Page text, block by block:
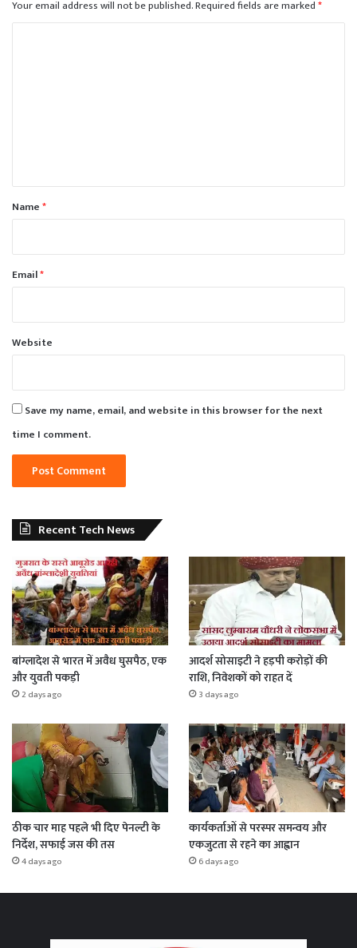
Your email address will not be published.Required fields are marked*
*Name*
Email*
Website
Save my name, email, and website in this browser for the next
time I comment.
Recent Tech News
बांग्लादेश से भारत में अवैध घुसपैठ, एक
और युवती पकड़ी
2 days ago
आदर्श सोसाइटी ने हड़पी करोड़ों की
राशि, निवेशकों को राहत दें
3 days ago
ठीक चार माह पहले भी दिए पेनल्टी के
निर्देश, सफाई जस की तस
4 days ago
कार्यकर्ताओं से परस्पर समन्वय और
एकजुटता से रहने का आह्वान
6 days ago